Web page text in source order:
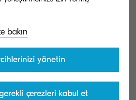
bakın
yönetin
çerezleri kabul et